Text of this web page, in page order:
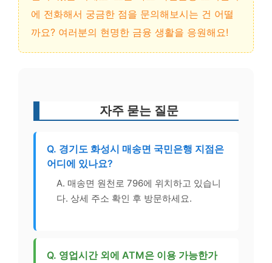
에 전화해서 궁금한 점을 문의해보시는 건 어떨
까요? 여러분의 현명한 금융 생활을 응원해요!
자주 묻는 질문
Q. 경기도 화성시 매송면 국민은행 지점은
어디에 있나요?
A. 매송면 원천로 796에 위치하고 있습니
다. 상세 주소 확인 후 방문하세요.
Q. 영업시간 외에 ATM은 이용 가능한가